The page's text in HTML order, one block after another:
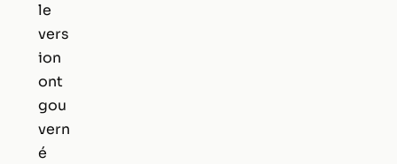
le
vers
ion
ont
gou
vern
é